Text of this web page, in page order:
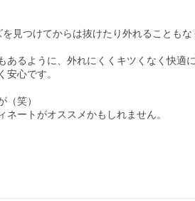
つけてからは抜けたり外れることもな
るように、外れにくくキツくなく快適
心です。
笑）
ートがオススメかもしれません。